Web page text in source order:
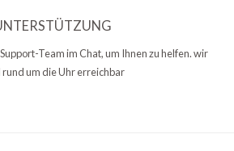
Team im Chat, um Ihnen zu helfen. wir
rund um die Uhr erreichbar